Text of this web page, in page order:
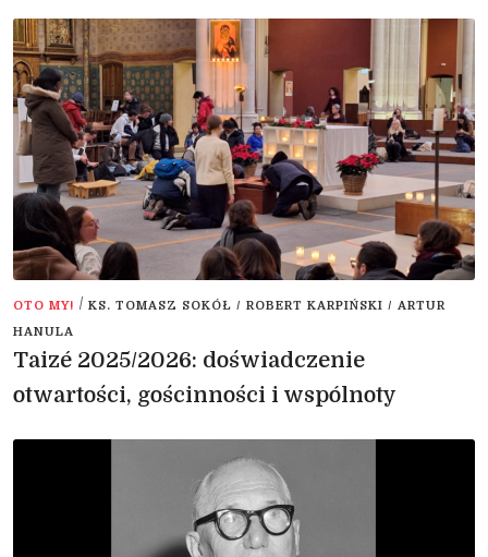
OTO MY! / KS. TOMASZ SOKÓŁ / ROBERT KARPIŃSKI / ARTUR
HANULA
Taizé 2025/2026: doświadczenie
otwartości, gościnności i wspólnoty